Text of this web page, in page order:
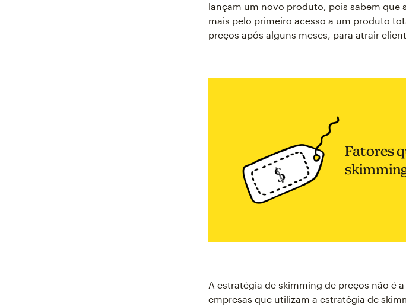
lançam um novo produto, pois sabem que
mais pelo primeiro acesso a um produto
preços após alguns meses, para atrair
Fatores
A estratégia de skimming de preços não é
empresas que utilizam a estratégia de